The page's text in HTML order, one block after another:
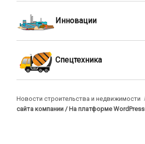
Инновации
Спецтехника
Новости строительства и недвижимости
сайта компании / На платформе WordPress